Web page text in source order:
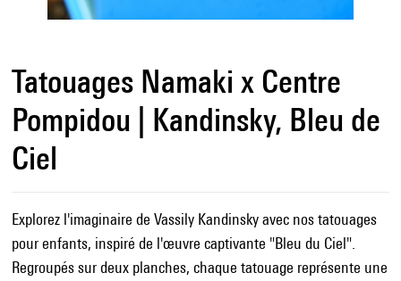
Tatouages Namaki x Centre
Pompidou | Kandinsky, Bleu de
Ciel
Explorez l'imaginaire de Vassily Kandinsky avec nos tatouages
pour enfants, inspiré de l'œuvre captivante "Bleu du Ciel".
Regroupés sur deux planches, chaque tatouage représente une